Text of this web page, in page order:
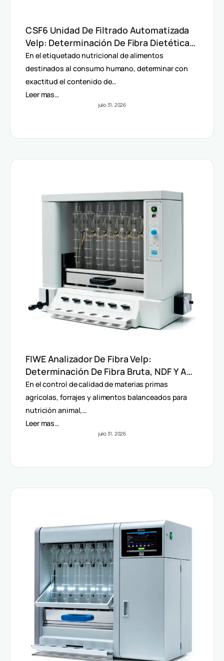
CSF6 Unidad De Filtrado Automatizada
Velp: Determinación De Fibra Dietética
(AOAC)
En el etiquetado nutricional de alimentos
destinados al consumo humano, determinar con
exactitud el contenido de…
Leer mas…
julio 31, 2026
FIWE Analizador De Fibra Velp:
Determinación De Fibra Bruta, NDF Y ADF
En Alimentos Y Piensos
En el control de calidad de materias primas
agrícolas, forrajes y alimentos balanceados para
nutrición animal,…
Leer mas…
julio 31, 2026